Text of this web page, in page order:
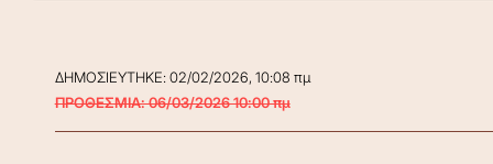
ΔΗΜΟΣΙΕΥΤΗΚΕ: 02/02/2026, 10:08 πμ
ΠΡΟΘΕΣΜΙΑ: 06/03/2026 10:00 πμ